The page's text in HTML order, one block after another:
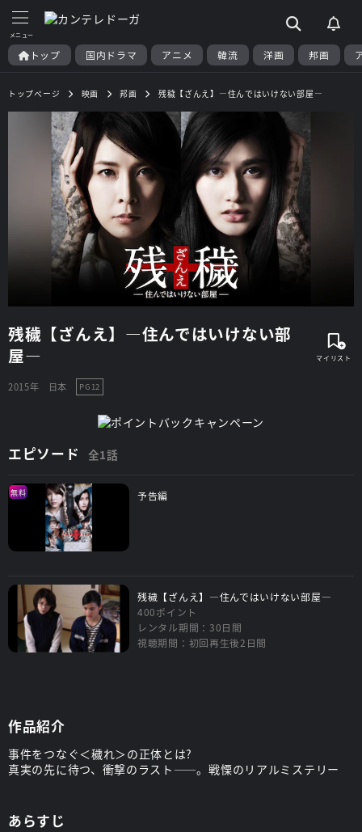
トップ 国内ドラマ アニメ 韓流 洋画 邦画
トップページ 映画 邦画 残穢【ざんえ】―住んではいけない部屋―
残穢【ざんえ】―住んではいけない部
屋―
2015年 日本 PG12
エピソード 全1話
無料 予告編
残穢【ざんえ】―住んではいけない部屋―
400ポイント
レンタル期間：30日間
視聴期間：初回再生後2日間
作品紹介
事件をつなぐ＜穢れ＞の正体とは?
真実の先に待つ、衝撃のラスト――。戦慄のリアルミステリー
あらすじ